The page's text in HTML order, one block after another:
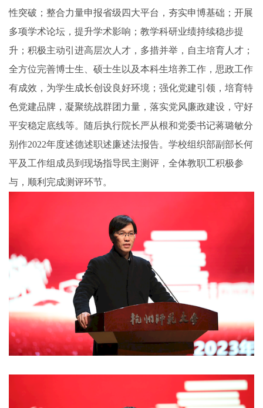
性突破 ； 整合力量申报省级 四大平台， 夯实申博基础 ；开展
多项学术论坛，提升学术影响 ；教学科研业绩持续稳步提
升；积极主动引进高层次人才，多措并举，自主培育人才；
全方位完善博士生、硕士生以及本科生培养工作， 思政工作
有成效， 为学生成长创 设 良好环境； 强化党建引领， 培育特
色党建品牌，凝聚统战群团力量， 落实党风廉政建设 ， 守好
平安稳定底线等。 随后执行院长严从根和党委书记蒋璐敏分
别作2022年度述德述职述廉述法报告。 学校组织部副部长何
平及工作组成员到 现场指导民主测评， 全体教职工积极参
与， 顺利 完成测评环节。